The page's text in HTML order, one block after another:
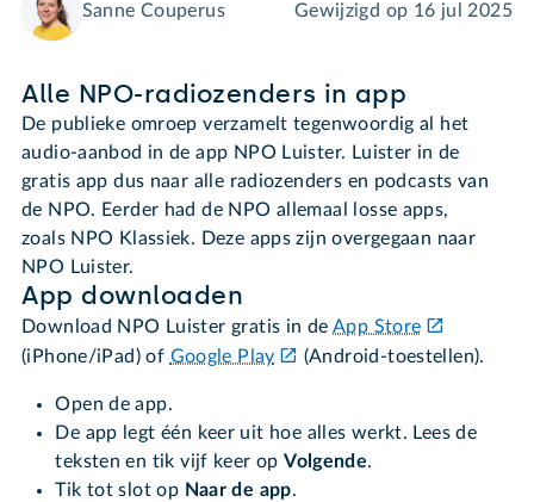
Sanne Couperus Gewijzigd op 16 jul 2025
Alle NPO-radiozenders in app
De publieke omroep verzamelt tegenwoordig al het
audio-aanbod in de app NPO Luister. Luister in de
gratis app dus naar alle radiozenders en podcasts van
de NPO. Eerder had de NPO allemaal losse apps,
zoals NPO Klassiek. Deze apps zijn overgegaan naar
NPO Luister.
App downloaden
Download NPO Luister gratis in de App Store
(iPhone/iPad) of Google Play (Android-toestellen).
Open de app.
De app legt één keer uit hoe alles werkt. Lees de
teksten en tik vijf keer opVolgende.
Tik tot slot op Naar de app.